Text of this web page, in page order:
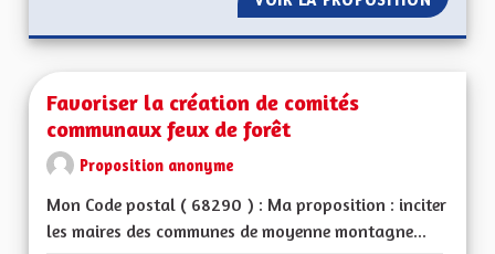
Favoriser la création de comités
communaux feux de forêt
Proposition anonyme
Mon Code postal ( 68290 ) : Ma proposition : inciter
les maires des communes de moyenne montagne...